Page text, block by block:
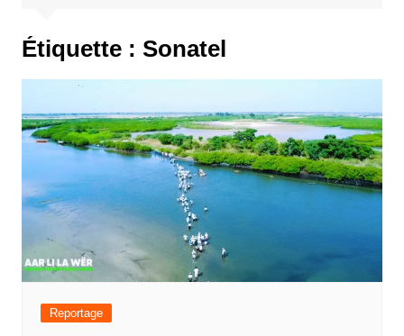
Étiquette : Sonatel
Reportage